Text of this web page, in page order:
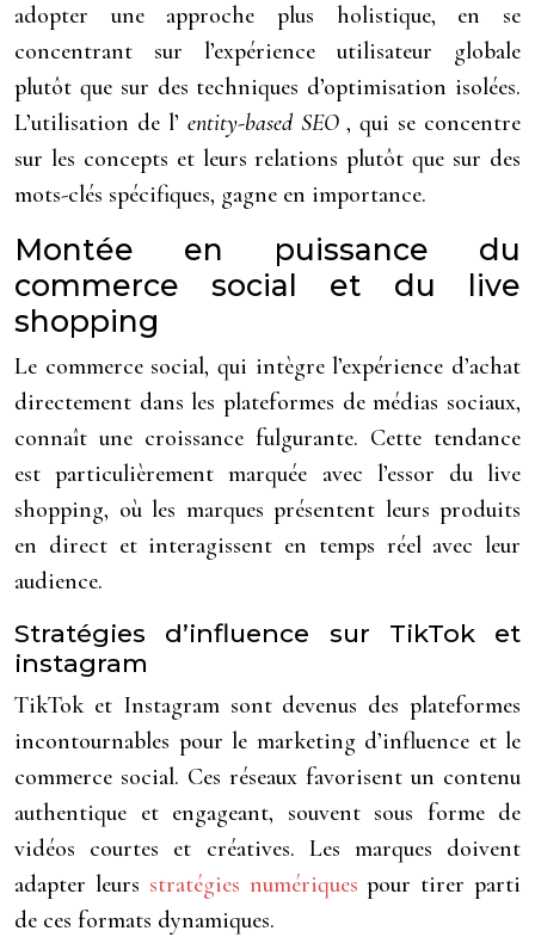
adopter une approche plus holistique, en se
concentrant sur l’expérience utilisateur globale
plutôt que sur des techniques d’optimisation isolées.
L’utilisation de l’ entity-based SEO, qui se concentre
sur les concepts et leurs relations plutôt que sur des
mots-clés spécifiques, gagne en importance.
Montée en puissance du
commerce social et du live
shopping
Le commerce social, qui intègre l’expérience d’achat
directement dans les plateformes de médias sociaux,
connaît une croissance fulgurante. Cette tendance
est particulièrement marquée avec l’essor du live
shopping, où les marques présentent leurs produits
en direct et interagissent en temps réel avec leur
audience.
Stratégies d’influence sur TikTok et
instagram
TikTok et Instagram sont devenus des plateformes
incontournables pour le marketing d’influence et le
commerce social. Ces réseaux favorisent un contenu
authentique et engageant, souvent sous forme de
vidéos courtes et créatives. Les marques doivent
adapter leurs stratégies numériques pour tirer parti
de ces formats dynamiques.